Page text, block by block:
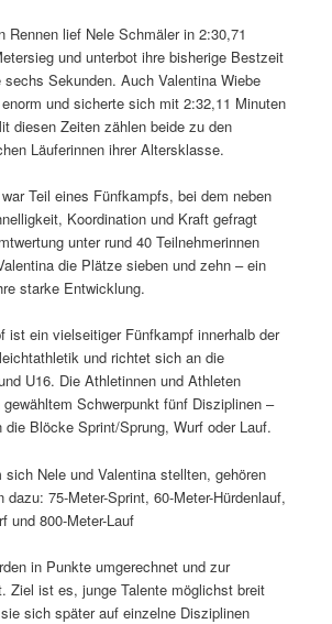
Rennen lief Nele Schmäler in 2:30,71
und unterbot ihre bisherige Bestzeit
sechs Sekunden. Auch Valentina Wiebe
und sicherte sich mit 2:32,11 Minuten
diesen Zeiten zählen beide zu den
Läuferinnen ihrer Altersklasse.
Teil eines Fünfkampfs, bei dem neben
Koordination und Kraft gefragt
unter rund 40 Teilnehmerinnen
die Plätze sieben und zehn – ein
starke Entwicklung.
ist ein vielseitiger Fünfkampf innerhalb der
und richtet sich an die
U16. Die Athletinnen und Athleten
Schwerpunkt fünf Disziplinen –
Blöcke Sprint/Sprung, Wurf oder Lauf.
Nele und Valentina stellten, gehören
dazu: 75-Meter-Sprint, 60-Meter-Hürdenlauf,
und 800-Meter-Lauf
in Punkte umgerechnet und zur
Ziel ist es, junge Talente möglichst breit
sich später auf einzelne Disziplinen